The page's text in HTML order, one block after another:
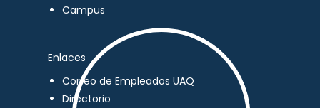
Campus
Enlaces
Correo de Empleados UAQ
Directorio